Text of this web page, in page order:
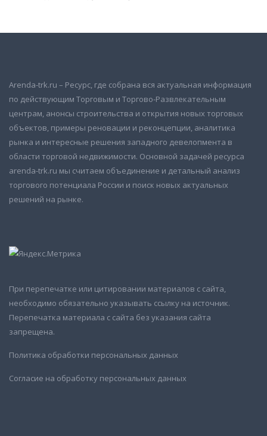
Arenda-trk.ru – Ресурс, где собрана вся актуальная информация
по действующим Торговым и Торгово-Развлекательным
центрам, анонсы строительства и открытия новых торговых
объектов, примеры реновации и реконцепции, аналитика
рынка и интересные решения западного девелопмента в
области торговой недвижимости. Основной задачей ресурса
arenda-trk.ru мы считаем объединение и детальный анализ
торгового потенциала России и поиск новых актуальных
решений на рынке.
При перепечатке или цитировании материалов с сайта,
необходимо обязательно указывать ссылку на источник.
Перепечатка материала с сайта без указания сайта
запрещена.
Политика обработки персональных данных
Согласие на обработку персональных данных